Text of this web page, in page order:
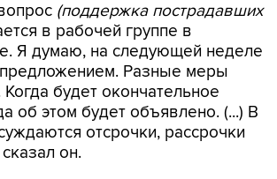
(поддержка пострадавших
в рабочей группе в
Я думаю, на следующей неделе
Разные меры
будет окончательное
об этом будет объявлено. (...) В
отсрочки, рассрочки
он.